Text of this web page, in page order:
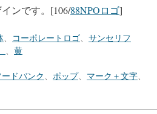
ンです。[106/88NPOロゴ]
コーポレートロゴ
サンセリフ
黄
ードバンク ポップ、 マーク＋文字